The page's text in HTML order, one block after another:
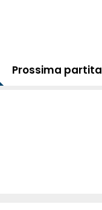
Prossima partita